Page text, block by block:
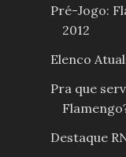
Pré-Jogo:
2012
Elenco
Pra que
Destaque